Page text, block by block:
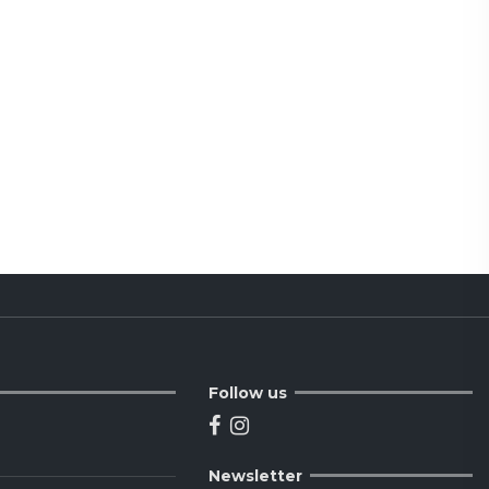
Follow us
Newsletter